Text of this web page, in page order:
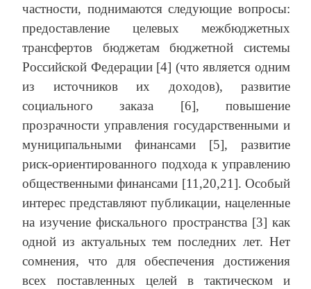
частности, поднимаются следующие вопросы:
предоставление целевых межбюджетных
трансфертов бюджетам бюджетной системы
Российской Федерации [4] (что является одним
из источников их доходов), развитие
социального заказа [6], повышение
прозрачности управления государственными и
муниципальными финансами [5], развитие
риск-ориентированного подхода к управлению
общественными финансами [11,20,21]. Особый
интерес представляют публикации, нацеленные
на изучение фискального пространства [3] как
одной из актуальных тем последних лет. Нет
сомнения, что для обеспечения достижения
всех поставленных целей в тактическом и